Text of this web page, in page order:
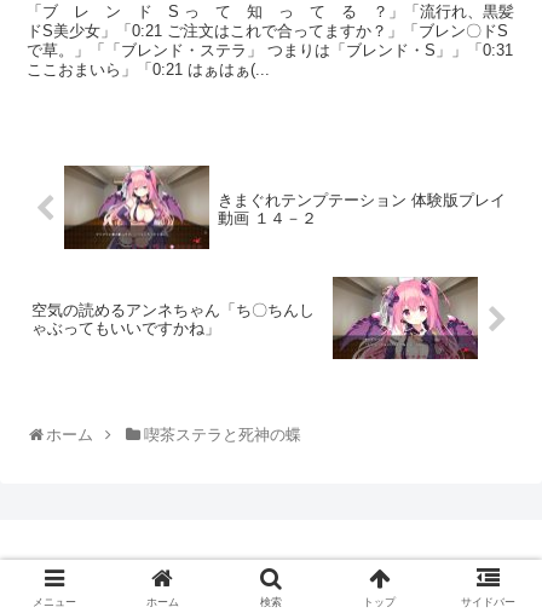
「ブ レ ン ド S っ て 知 っ て る ？」「流行れ、黒髪
ドS美少女」「0:21 ご注文はこれで合ってますか？」「ブレン〇ドS
で草。」「「ブレンド・ステラ」 つまりは「ブレンド・S」」「0:31
ここおまいら」「0:21 はぁはぁ(...
きまぐれテンプテーション 体験版プレイ
動画 １４－２
空気の読めるアンネちゃん「ち〇ちんし
ゃぶってもいいですかね」
ホーム 喫茶ステラと死神の蝶
© 2020-2026 美少女帝国.
メニュー ホーム 検索 トップ サイドバー